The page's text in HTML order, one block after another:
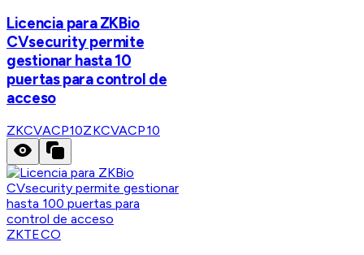
Licencia para ZKBio
CVsecurity permite
gestionar hasta 10
puertas para control de
acceso
ZKCVACP10ZKCVACP10
ZKTECO